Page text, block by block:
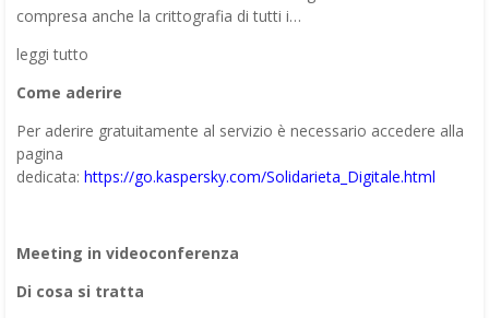
compresa anche la crittografia di tutti i…
leggi tutto
Come aderire
Per aderire gratuitamente al servizio è necessario accedere alla
pagina
dedicata: https://go.kaspersky.com/Solidarieta_Digitale.html
Meeting in videoconferenza
Di cosa si tratta